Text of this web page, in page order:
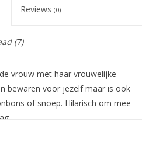
Reviews (0)
(7)
vrouw met haar vrouwelijke
bewaren voor jezelf maar is ook
of snoep. Hilarisch om mee